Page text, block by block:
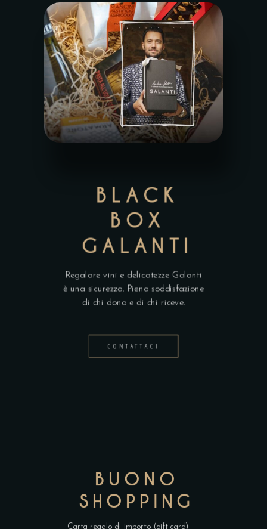
BLACK
BOX
GALANTI
Regalare vini e delicatezze Galanti
è una sicurezza. Piena soddisfazione
di chi dona e di chi riceve.
CONTATTACI
BUONO
SHOPPING
Carta regalo di importo (gift card)